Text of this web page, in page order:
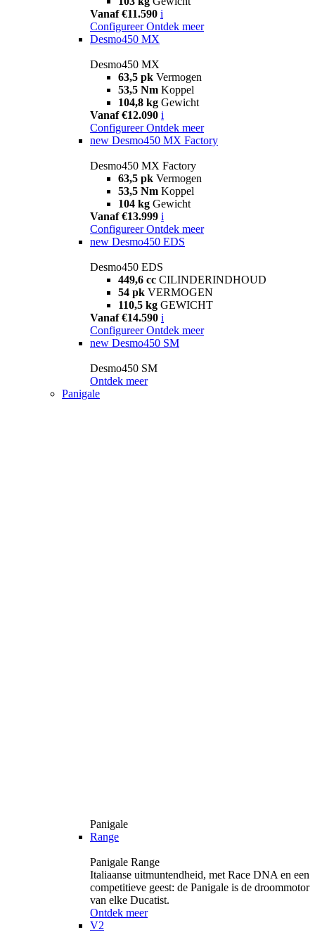
Vanaf €11.590 i
Configureer Ontdek meer
Desmo450 MX
Desmo450 MX
63,5 pk Vermogen
53,5 Nm Koppel
104,8 kg Gewicht
Vanaf €12.090 i
Configureer Ontdek meer
new Desmo450 MX Factory
Desmo450 MX Factory
63,5 pk Vermogen
53,5 Nm Koppel
104 kg Gewicht
Vanaf €13.999 i
Configureer Ontdek meer
new Desmo450 EDS
Desmo450 EDS
449,6 cc CILINDERINDHOUD
54 pk VERMOGEN
110,5 kg GEWICHT
Vanaf €14.590 i
Configureer Ontdek meer
new Desmo450 SM
Desmo450 SM
Ontdek meer
Panigale
Panigale
Range
Panigale Range
Italiaanse uitmuntendheid, met Race DNA en een
competitieve geest: de Panigale is de droommotor
van elke Ducatist.
Ontdek meer
V2